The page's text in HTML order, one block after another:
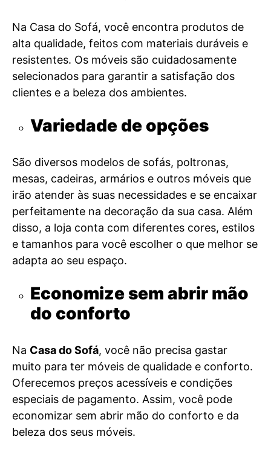
Na Casa do Sofá, você encontra produtos de
alta qualidade, feitos com materiais duráveis e
resistentes. Os móveis são cuidadosamente
selecionados para garantir a satisfação dos
clientes e a beleza dos ambientes.
Variedade de opções
São diversos modelos de sofás, poltronas,
mesas, cadeiras, armários e outros móveis que
irão atender às suas necessidades e se encaixar
perfeitamente na decoração da sua casa. Além
disso, a loja conta com diferentes cores, estilos
e tamanhos para você escolher o que melhor se
adapta ao seu espaço.
Economize sem abrir mão
do conforto
Na Casa do Sofá, você não precisa gastar
muito para ter móveis de qualidade e conforto.
Oferecemos preços acessíveis e condições
especiais de pagamento. Assim, você pode
economizar sem abrir mão do conforto e da
beleza dos seus móveis.